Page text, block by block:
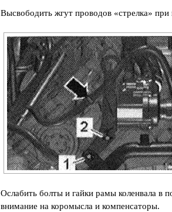
Высвободить жгут проводов «стрелка»
Ослабить болты и гайки рамы коленвала в
внимание на коромысла и компенсаторы.